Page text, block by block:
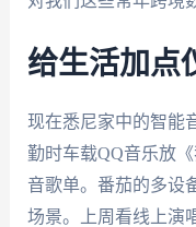
给生活加点
现在悉尼家中的智能
勤时车载QQ音乐放
音歌单。番茄的多设
场景。上周看线上演